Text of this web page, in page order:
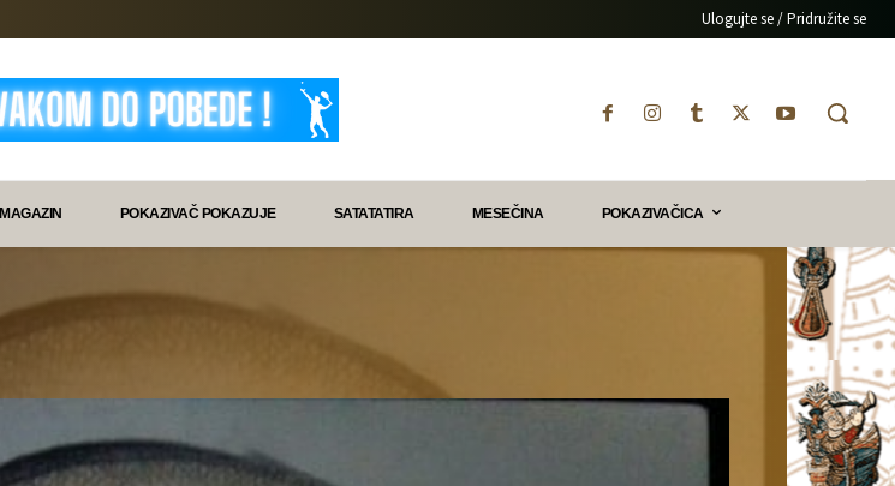
Ulogujte se / Pridružite se
MAGAZIN POKAZIVAČ POKAZUJE SATATATIRA MESEČINA POKAZIVAČICA